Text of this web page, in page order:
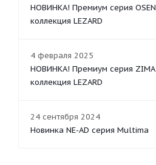
НОВИНКА! Премиум серия OSEN
коллекция LEZARD
4 февраля 2025
НОВИНКА! Премиум серия ZIMA
коллекция LEZARD
24 сентября 2024
Новинка NE-AD серия Multima